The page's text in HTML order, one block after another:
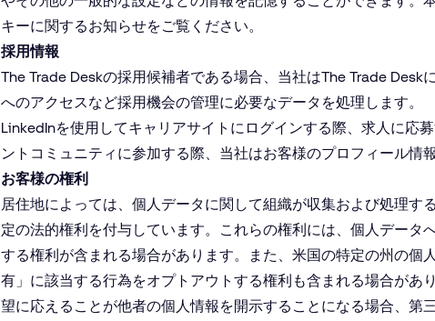
キーに関するお知らせをご覧ください。
採用情報
The Trade Deskの採用候補者である場合、当社はThe Trade Desk
へのアクセスなど採用機会の管理に必要なデータを処理します。
LinkedInを使用してキャリアサイトにログインする際、求人に応
ントコミュニティに参加する際、当社はお客様のプロフィール情
お客様の権利
居住地によっては、個人データに関して組織が収集および処理す
定の法的権利を付与しています。これらの権利には、個人データ
する権利が含まれる場合があります。また、米国の特定の州の個
有」に該当する行為をオプトアウトする権利も含まれる場合があ
望に応えることが他者の個人情報を開示することになる場合、第